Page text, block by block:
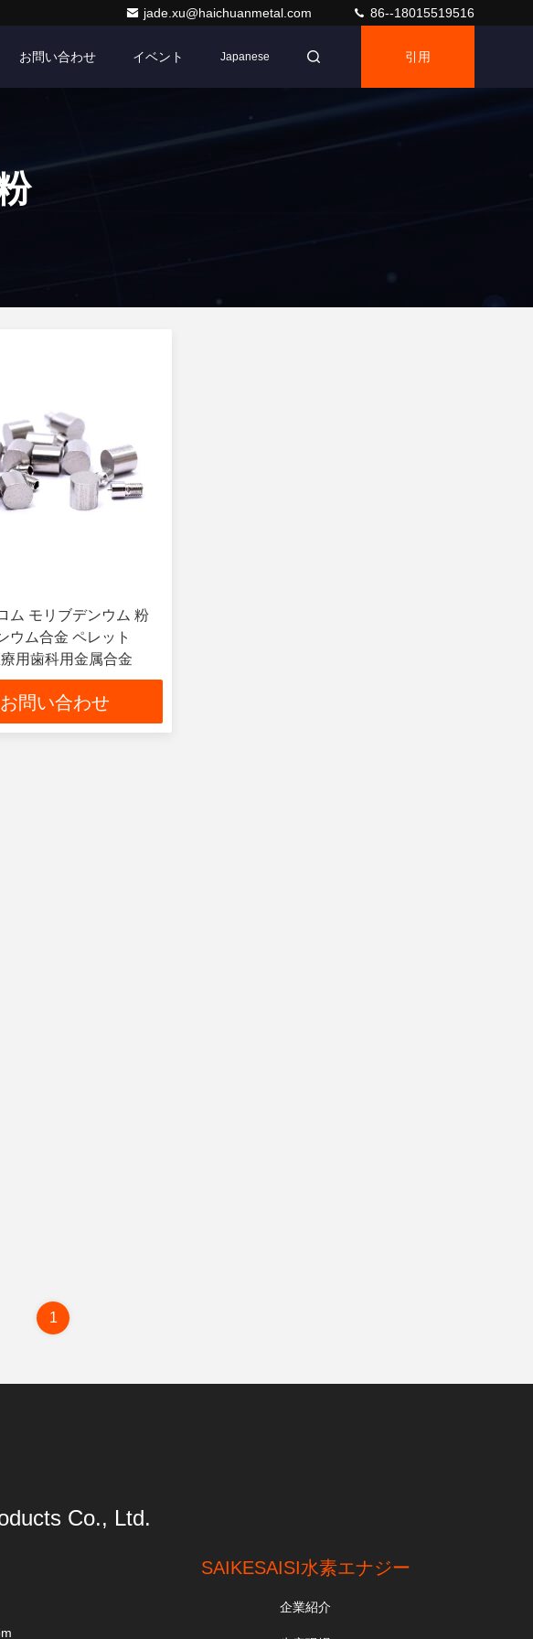
jade.xu@haichuanmetal.com 86--18015519516
お問い合わせ イベント Japanese 引用
ム モリブデンウム 粉
ウム合金 ペレット
用歯科用金属合金
お問い合わせ
1
Co., Ltd.
SAIKESAISI水素エナジー
企業紹介